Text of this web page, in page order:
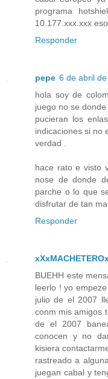
programa
10.177.xxx.xxx
Responder
pepe 6 de abril
hola soy de
juego no se
pucieran los
indicaciones si no
verdad .
hace rato e visto
nose de donde
parche o lo que
disfrutar de tan
Responder
BUEHH este
leerlo ! yo
julio de el 2007
conm mis amigos
de el 2007
conocen y no
kisiera
rastreado a
juegan cabal y